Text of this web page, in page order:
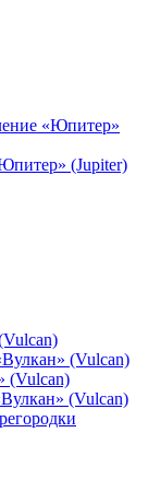
«Юпитер»
(Jupiter)
(Vulcan)
(Vulcan)
(Vulcan)